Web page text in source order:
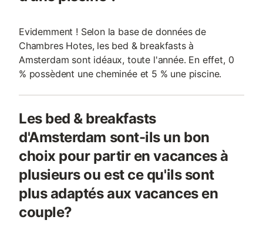
Evidemment ! Selon la base de données de
Chambres Hotes, les bed & breakfasts à
Amsterdam sont idéaux, toute l'année. En effet, 0
% possèdent une cheminée et 5 % une piscine.
Les bed & breakfasts
d'Amsterdam sont-ils un bon
choix pour partir en vacances à
plusieurs ou est ce qu'ils sont
plus adaptés aux vacances en
couple?